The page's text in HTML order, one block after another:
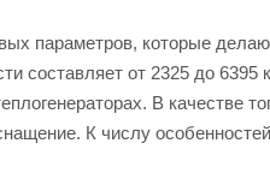
параметров, которые
от 2325 до 6395
В качестве
К числу